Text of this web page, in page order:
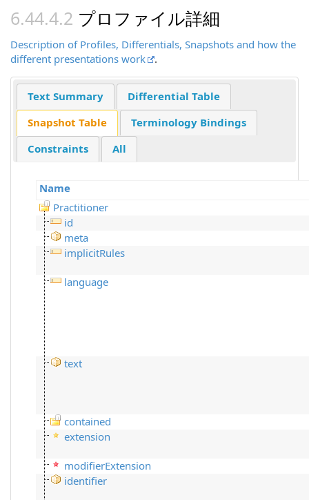
プロファイル詳細
Description of Profiles, Differentials, Snapshots and how the
different presentations work
.
Text Summary
Differential Table
Snapshot Table
Terminology Bindings
Constraints
All
Name
Practitioner
id
meta
implicitRules
language
text
contained
extension
modifierExtension
identifier